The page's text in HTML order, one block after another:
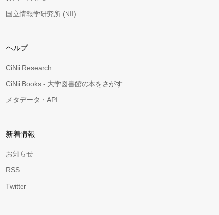
国立情報学研究所 (NII)
ヘルプ
CiNii Research
CiNii Books - 大学図書館の本をさがす
メタデータ・API
新着情報
お知らせ
RSS
Twitter